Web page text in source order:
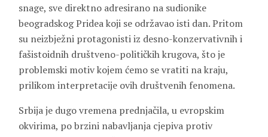
snage, sve direktno adresirano na sudionike
beogradskog Pridea koji se održavao isti dan. Pritom
su neizbježni protagonisti iz desno-konzervativnih i
fašistoidnih društveno-političkih krugova, što je
problemski motiv kojem ćemo se vratiti na kraju,
prilikom interpretacije ovih društvenih fenomena.
Srbija je dugo vremena prednjačila, u evropskim
okvirima, po brzini nabavljanja cjepiva protiv